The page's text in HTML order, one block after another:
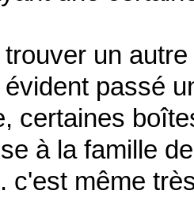
un
passé
certaines
à la famille
c'est même